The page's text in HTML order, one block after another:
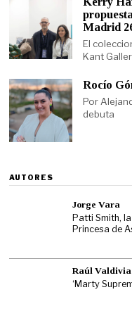
Madrid
El
Kant
Rocío
Por
debuta
AUTORES
Jorge Vara
Patti Smith,
Princesa de
Raúl Valdivia
‘Marty